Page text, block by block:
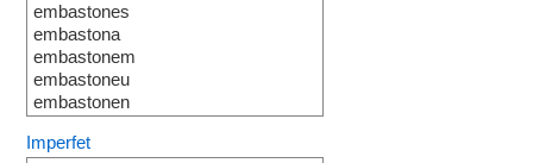
embastones
embastona
embastonem
embastoneu
embastonen
Imperfet